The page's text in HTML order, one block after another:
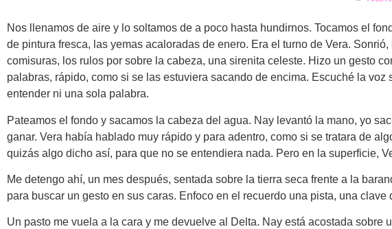
Nos llenamos de aire y lo soltamos de a poco hasta hundirnos. Tocamos el
de pintura fresca, las yemas acaloradas de enero. Era el turno de Vera.
comisuras, los rulos por sobre la cabeza, una sirenita celeste. Hizo un gesto
palabras, rápido, como si se las estuviera sacando de encima. Escuché la
entender ni una sola palabra.
Pateamos el fondo y sacamos la cabeza del agua. Nay levantó la mano, yo
ganar. Vera había hablado muy rápido y para adentro, como si se tratara de
quizás algo dicho así, para que no se entendiera nada. Pero en la superficie,
Me detengo ahí, un mes después, sentada sobre la tierra seca frente a la
para buscar un gesto en sus caras. Enfoco en el recuerdo una pista, una
Un pasto me vuela a la cara y me devuelve al Delta. Nay está acostada